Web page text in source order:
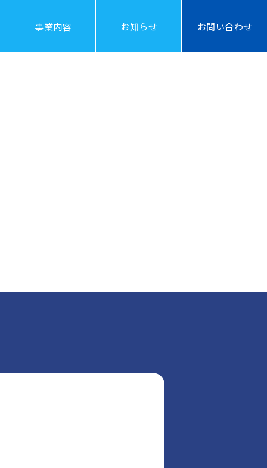
事業内容 お知らせ お問い合わせ